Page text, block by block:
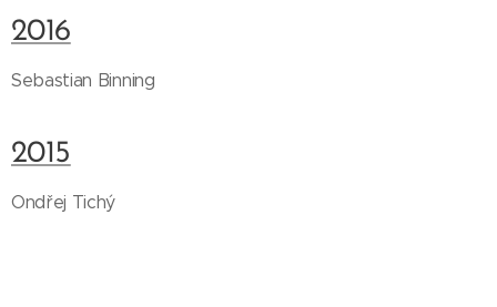
2016
Sebastian Binning
2015
Ondřej Tichý